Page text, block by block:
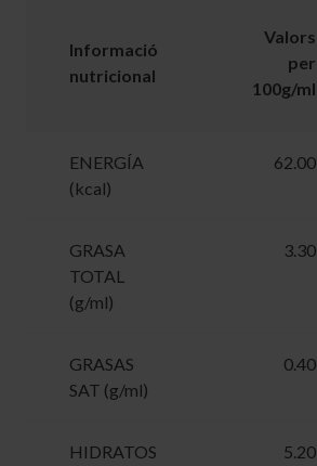
Informació
nutricional
Valors
per
100g/ml
ENERGÍA
(kcal)
62.00
GRASA
TOTAL
(g/ml)
3.30
GRASAS
SAT (g/ml)
0.40
HIDRATOS
5.20